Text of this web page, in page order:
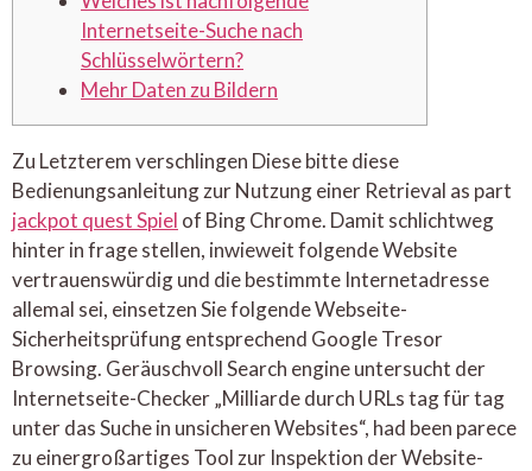
Internetseite-Suche nach
Schlüsselwörtern?
Mehr Daten zu Bildern
Zu Letzterem verschlingen Diese bitte diese
Bedienungsanleitung zur Nutzung einer Retrieval as part
jackpot quest Spiel of Bing Chrome. Damit schlichtweg
hinter in frage stellen, inwieweit folgende Website
vertrauenswürdig und die bestimmte Internetadresse
allemal sei, einsetzen Sie folgende Webseite-
Sicherheitsprüfung entsprechend Google Tresor
Browsing. Geräuschvoll Search engine untersucht der
Internetseite-Checker „Milliarde durch URLs tag für tag
unter das Suche in unsicheren Websites“, had been parece
zu einergroßartiges Tool zur Inspektion der Website-